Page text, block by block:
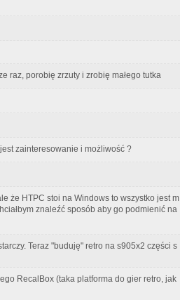
raz, porobię zrzuty i zrobię małego tutka
zainteresowanie i możliwość ?
że HTPC stoi na Windows to wszystko jest m
znaleźć sposób aby go podmienić na
Teraz "buduję" retro na s905x2 części s
RecalBox (taka platforma do gier retro, jak